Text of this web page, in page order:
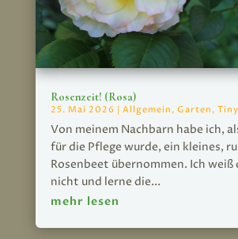
Rosenzeit! (Rosa)
25. Mai 2026 | Allgemein , Garten ,
Von meinem Nachbarn habe ich,
für die Pflege wurde, ein kleines,
Rosenbeet übernommen. Ich weiß
nicht und lerne die...
mehr lesen